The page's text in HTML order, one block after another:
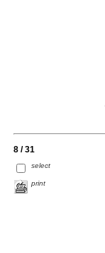
8 / 31
select
print